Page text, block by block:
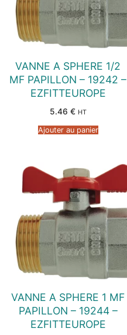
VANNE A SPHERE 1/2
MF PAPILLON – 19242 –
EZFITTEUROPE
5.46 € HT
Ajouter au panier
VANNE A SPHERE 1 MF
PAPILLON – 19244 –
EZFITTEUROPE